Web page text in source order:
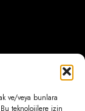
ve/veya bunlara
teknolojilere izin
(Hadımköy)